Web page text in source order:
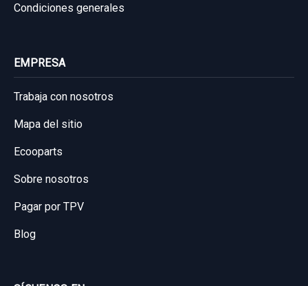
Sin IVA, gastos de envío no incluidos.
Condiciones generales
EMPRESA
Trabaja con nosotros
Mapa del sitio
Ecooparts
Sobre nosotros
Pagar por TPV
Blog